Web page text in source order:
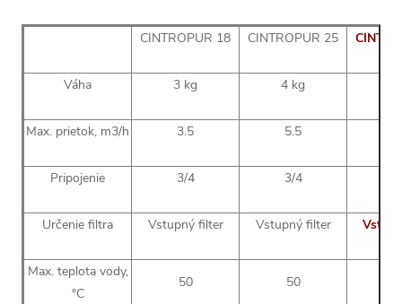
CINTROPUR 18 CINTROPUR 25
Váha 3 kg 4 kg
Max. prietok, m3/h 3.5 5.5
Pripojenie 3/4 3/4
Určenie filtra Vstupný filter Vstupný filter
Max. teplota vody,
°C
50 50